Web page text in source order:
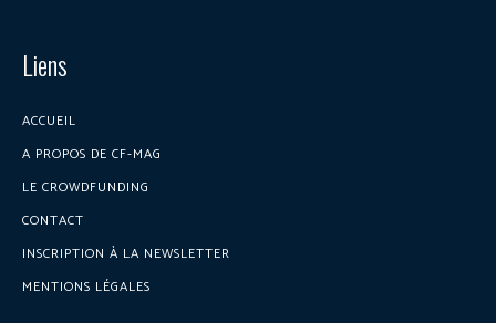
Liens
ACCUEIL
A PROPOS DE CF-MAG
LE CROWDFUNDING
CONTACT
INSCRIPTION À LA NEWSLETTER
MENTIONS LÉGALES